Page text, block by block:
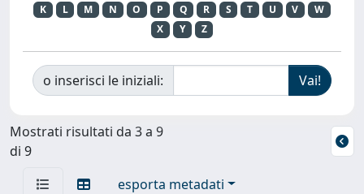
K
L M N O P Q R S T U V
W
X
Y Z
o inserisci le iniziali:
Mostrati risultati da 3 a 9
di 9
esporta metadati